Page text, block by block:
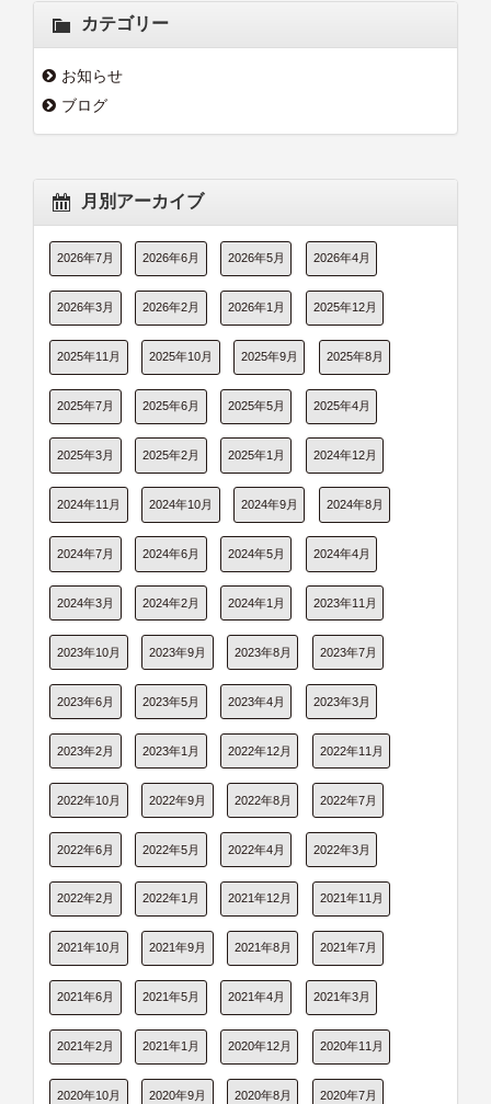
カテゴリー
お知らせ
ブログ
月別アーカイブ
2026年7月 2026年6月 2026年5月 2026年4月
2026年3月 2026年2月 2026年1月 2025年12月
2025年11月 2025年10月 2025年9月 2025年8月
2025年7月 2025年6月 2025年5月 2025年4月
2025年3月 2025年2月 2025年1月 2024年12月
2024年11月 2024年10月 2024年9月 2024年8月
2024年7月 2024年6月 2024年5月 2024年4月
2024年3月 2024年2月 2024年1月 2023年11月
2023年10月 2023年9月 2023年8月 2023年7月
2023年6月 2023年5月 2023年4月 2023年3月
2023年2月 2023年1月 2022年12月 2022年11月
2022年10月 2022年9月 2022年8月 2022年7月
2022年6月 2022年5月 2022年4月 2022年3月
2022年2月 2022年1月 2021年12月 2021年11月
2021年10月 2021年9月 2021年8月 2021年7月
2021年6月 2021年5月 2021年4月 2021年3月
2021年2月 2021年1月 2020年12月 2020年11月
2020年10月 2020年9月 2020年8月 2020年7月